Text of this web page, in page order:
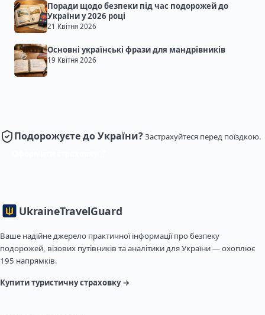
Поради щодо безпеки під час подорожей до
України у 2026 році
21 Квітня 2026
Основні українські фрази для мандрівників
19 Квітня 2026
Подорожуєте до України?Застрахуйтеся перед поїздкою.
UkraineTravelGuard
Ваше надійне джерело практичної інформації про безпеку
подорожей, візових путівників та аналітики для України — охоплює
195 напрямків.
Купити туристичну страховку →